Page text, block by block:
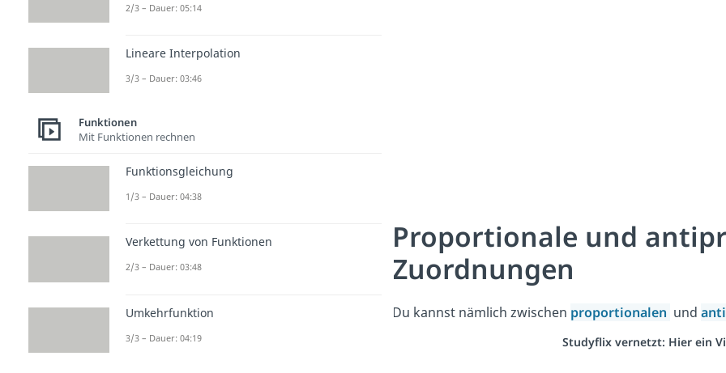
Proportionale und
Zuordnungen
Du kannst nämlich zwischen proportionalen und
Studyflix vernetzt: Hier ein
2/3 – Dauer: 05:14
Lineare Interpolation
3/3 – Dauer: 03:46
Funktionen
Mit Funktionen rechnen
Funktionsgleichung
1/3 – Dauer: 04:38
Verkettung von Funktionen
2/3 – Dauer: 03:48
Umkehrfunktion
3/3 – Dauer: 04:19